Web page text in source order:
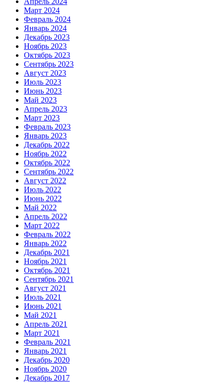
Март 2024
Февраль 2024
Январь 2024
Декабрь 2023
Ноябрь 2023
Октябрь 2023
Сентябрь 2023
Август 2023
Июль 2023
Июнь 2023
Май 2023
Апрель 2023
Март 2023
Февраль 2023
Январь 2023
Декабрь 2022
Ноябрь 2022
Октябрь 2022
Сентябрь 2022
Август 2022
Июль 2022
Июнь 2022
Май 2022
Апрель 2022
Март 2022
Февраль 2022
Январь 2022
Декабрь 2021
Ноябрь 2021
Октябрь 2021
Сентябрь 2021
Август 2021
Июль 2021
Июнь 2021
Май 2021
Апрель 2021
Март 2021
Февраль 2021
Январь 2021
Декабрь 2020
Ноябрь 2020
Декабрь 2017